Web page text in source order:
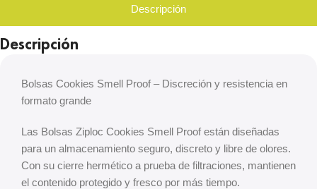
Descripción
Descripción
Bolsas Cookies Smell Proof – Discreción y resistencia en
formato grande
Las Bolsas Ziploc Cookies Smell Proof están diseñadas
para un almacenamiento seguro, discreto y libre de olores.
Con su cierre hermético a prueba de filtraciones, mantienen
el contenido protegido y fresco por más tiempo.